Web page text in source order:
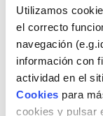
Utilizamos
el correcto
navegación
información con
actividad en el
Cookies para
cookies y pulsar
España se
adaptación del
gestión de la
servicios de
respaldo y
adecuadamente
“A futuro, se